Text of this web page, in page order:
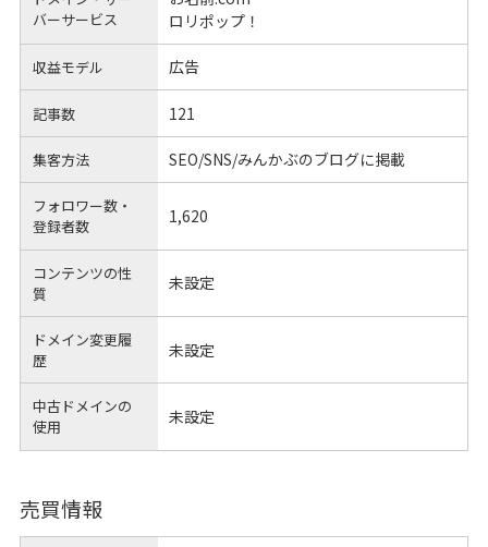
バーサービス
ロリポップ！
収益モデル 広告
記事数 121
集客方法 SEO/SNS/みんかぶのブログに掲載
フォロワー数・
登録者数
1,620
コンテンツの性
質
未設定
ドメイン変更履
歴
未設定
中古ドメインの
使用
未設定
売買情報